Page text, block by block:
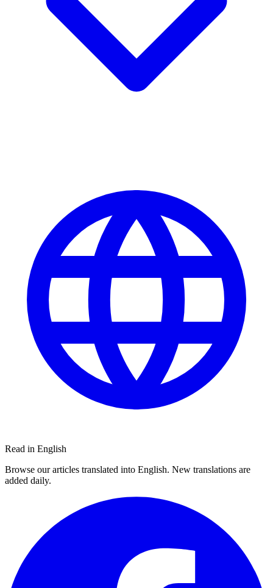
Read in English
Browse our articles translated into English. New translations are
added daily.